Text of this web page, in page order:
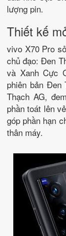
lượng pin.
Thiết kế
vivo X70 Pro
chủ đạo: Đen
và Xanh Cực
phiên bản Đen
Thạch AG,
phần toát lên
góp phần hạn
thân máy.